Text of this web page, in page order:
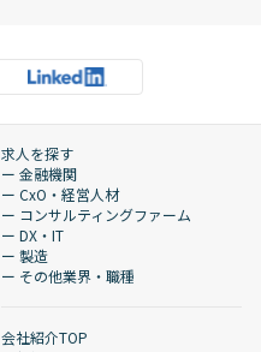
求人を探す
ー 金融機関
ー CxO・経営人材
ー コンサルティングファーム
ー DX・IT
ー 製造
ー その他業界・職種
会社紹介TOP